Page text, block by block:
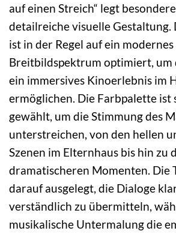
auf einen Streich“ legt
detailreiche visuelle Gestaltung.
ist in der Regel auf ein modernes
Breitbildspektrum optimiert, um
ein immersives Kinoerlebnis im
ermöglichen. Die Farbpalette ist
gewählt, um die Stimmung des
unterstreichen, von den hellen
Szenen im Elternhaus bis hin zu
dramatischeren Momenten. Die
darauf ausgelegt, die Dialoge
verständlich zu übermitteln,
musikalische Untermalung die